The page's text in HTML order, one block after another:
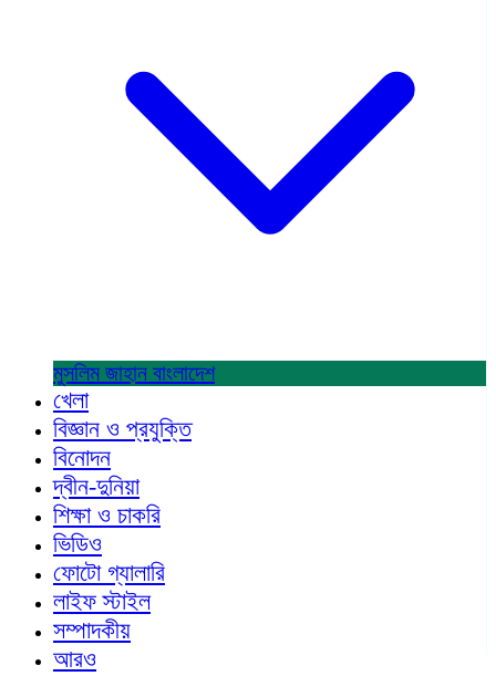
মুসলিম জাহান বাংলাদেশ
খেলা
বিজ্ঞান ও প্রযুক্তি
বিনোদন
দ্বীন-দুনিয়া
শিক্ষা ও চাকরি
ভিডিও
ফোটো গ্যালারি
লাইফ স্টাইল
সম্পাদকীয়
আরও